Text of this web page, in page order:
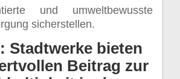
und umweltbewusste
sicherstellen.
Stadtwerke bieten
Beitrag zur